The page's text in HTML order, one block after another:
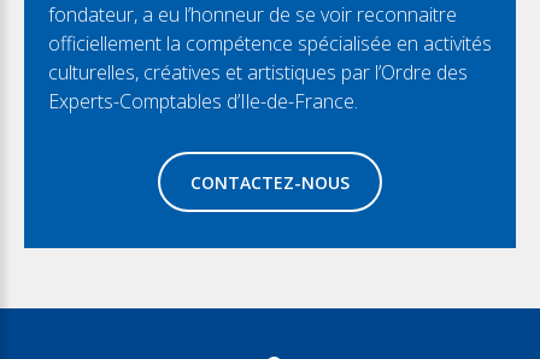
fondateur, a eu l’honneur de se voir reconnaitre
officiellement la compétence spécialisée en activités
culturelles, créatives et artistiques par l’Ordre des
Experts-Comptables d’Ile-de-France.
CONTACTEZ-NOUS